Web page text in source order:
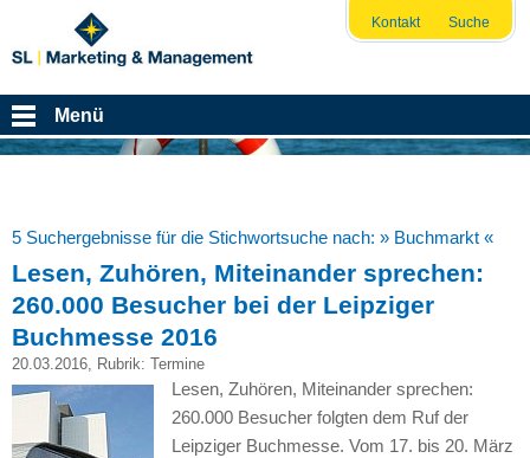
Kontakt Suche
Menü
5 Suchergebnisse für die Stichwortsuche nach: » Buchmarkt «
Lesen, Zuhören, Miteinander sprechen:
260.000 Besucher bei der Leipziger
Buchmesse 2016
20.03.2016, Rubrik: Termine
Lesen, Zuhören, Miteinander sprechen:
260.000 Besucher folgten dem Ruf der
Leipziger Buchmesse. Vom 17. bis 20. März